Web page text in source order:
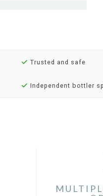
Trusted and safe
Independent bottler